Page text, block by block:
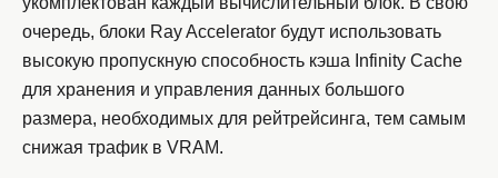
очередь, блоки Ray Accelerator будут использовать
высокую пропускную способность кэша Infinity Cache
для хранения и управления данных большого
размера, необходимых для рейтрейсинга, тем самым
снижая трафик в VRAM.